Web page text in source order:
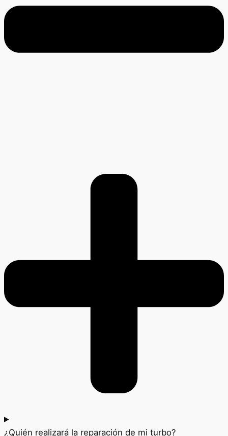
¿Quién realizará la reparación de mi turbo?